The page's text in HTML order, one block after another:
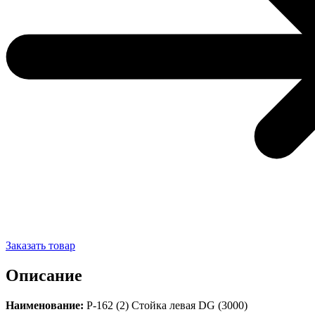
Заказать товар
Описание
Наименование: Р-162 (2) Стойка левая DG (3000)